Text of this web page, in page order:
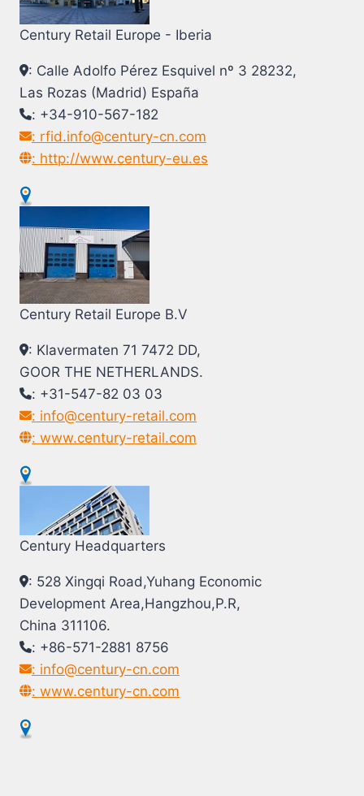
Century Retail Europe - Iberia
: Calle Adolfo Pérez Esquivel nº 3 28232,
Las Rozas (Madrid) España
: +34-910-567-182
: rfid.info@century-cn.com
: http://www.century-eu.es
Century Retail Europe B.V
: Klavermaten 71 7472 DD,
GOOR THE NETHERLANDS.
: +31-547-82 03 03
: info@century-retail.com
: www.century-retail.com
Century Headquarters
: 528 Xingqi Road,Yuhang Economic
Development Area,Hangzhou,P.R,
China 311106.
: +86-571-2881 8756
: info@century-cn.com
: www.century-cn.com